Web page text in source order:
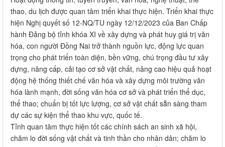
thao, du lịch được quan tâm triển khai thực hiện. Triển khai thực
hiện Nghị quyết số 12-NQ/TU ngày 12/12/2023 của Ban Chấp
hành Đảng bộ tỉnh khóa XI về xây dựng và phát huy giá trị văn
hóa, con người Đồng Nai trở thành nguồn lực, động lực quan
trọng cho phát triển toàn diện, bền vững, chú trọng đầu tư xây
dựng, nâng cấp, cải tạo cơ sở vật chất, nâng cao hiệu quả hoạt
động hệ thống thiết chế văn hóa và xây dựng môi trường văn
hóa lành mạnh, đời sống văn hóa cơ sở và phát triển thể dục,
thể thao; chuẩn bị tốt lực lượng, cơ sở vật chất sẵn sàng tham
dự các sự kiện thể thao khu vực, quốc tế.
Tỉnh quan tâm thực hiện tốt các chính sách an sinh xã hội,
chăm lo đời sống vật chất và tinh thần cho nhân dân; chăm lo